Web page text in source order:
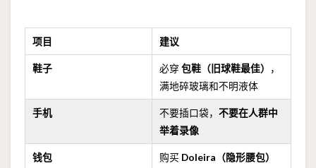
项目 建议
鞋子 必穿包鞋（旧球鞋最佳） ，
满地碎玻璃和不明液体
手机 不要插口袋，不要在人群中
举着录像
钱包 购买 Doleira（隐形腰包）